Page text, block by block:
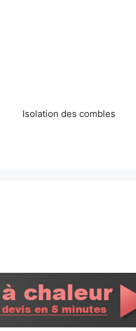
Isolation des combles